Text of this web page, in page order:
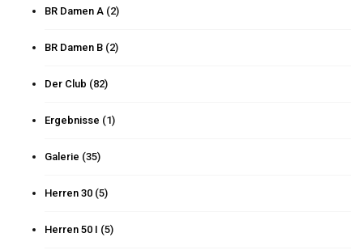
BR Damen A (2)
BR Damen B (2)
Der Club (82)
Ergebnisse (1)
Galerie (35)
Herren 30 (5)
Herren 50 I (5)